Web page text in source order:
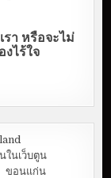
า หรือจะไม่
งไร้ใจ
ในเว็บตูน
ขอนแก่น